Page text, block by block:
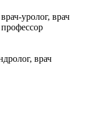
уролог, врач
врач